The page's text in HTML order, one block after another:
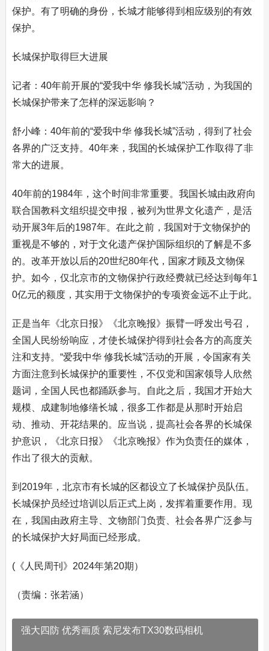
保护。有了明确的身份，长城才能够得到相应级别的有效
保护。
长城保护取得巨大进展
记者：40年前开展的“爱我中华 修我长城”活动，为我国的
长城保护带来了怎样的深远影响？
舒小峰：40年前的“爱我中华 修我长城”活动，得到了社会
各界的广泛支持。40年来，我国的长城保护工作取得了非
常大的进展。
40年前的1984年，这个时间非常重要。我国长城由政府向
联合国教科文组织提交申报，被列为世界文化遗产，是活
动开展3年后的1987年。在此之前，我国对于文物保护的
重视是不够的，对于文化遗产保护国际组织的了解是不多
的。改革开放以后的20世纪80年代，国家才顾及文物保
护。如今，仅北京市的文物保护行政经费就已经达到每年1
0亿元的额度，其实用于文物保护的专项资金远不止于此。
正是当年《北京日报》《北京晚报》振臂一呼发出号召，
全国人民纷纷响应，才使长城保护得到社会各方的高度关
注和支持。“爱我中华 修我长城”活动的开展，令国家有关
方面注意到长城保护的重要性，不仅党和国家领导人欣然
题词，全国人民也都踊跃参与。自此之后，我国才开始大
规模、成建制地修缮长城，很多工作都是从那时开始启
动、推动、开花结果的。应当说，提高社会各界的长城保
护意识，《北京日报》《北京晚报》作为负责任的媒体，
作出了很大的贡献。
到2019年，北京市有长城的区都设立了长城保护员队伍。
长城保护员经过培训以后正式上岗，发挥着重要作用。现
在，我国由政府主导、文物部门负责、社会各界广泛参与
的长城保护大好局面已经形成。
(《人民周刊》2024年第20期）
（责编：张若涵）
强大四防 优秀画质 索尼发布TX30数码相机